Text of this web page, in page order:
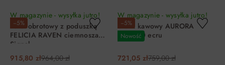
−5%
W magazynie - wysyłka jutro!
Fotel obrotowy z poduszką
FELICIA RAVEN ciemnoszary
Signal
915,80 zł964,00 zł
−5%
Nowość
W magazynie - wysyłka jutro!
Stolik kawowy AURORA
FI45X50 ecru
721,05 zł759,00 zł